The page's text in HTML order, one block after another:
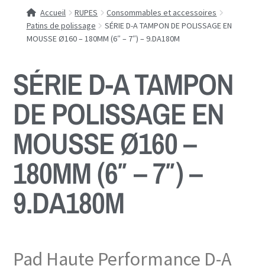
Accueil RUPES
Consommables et accessoires
Patins de polissage
SÉRIE D-A TAMPON DE POLISSAGE EN
MOUSSE Ø160 – 180MM (6″ – 7″) – 9.DA180M
SÉRIE D-A TAMPON
DE POLISSAGE EN
MOUSSE Ø160 –
180MM (6″ – 7″) –
9.DA180M
Pad Haute Performance D-A